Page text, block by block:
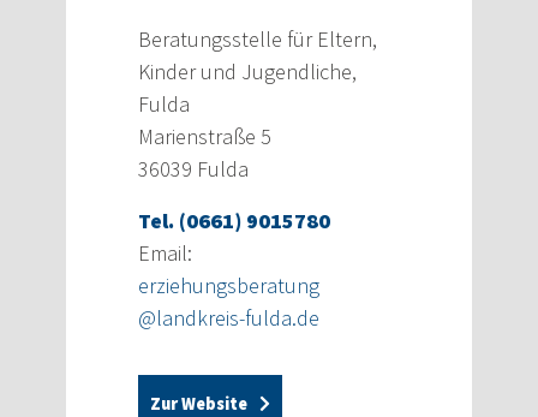
Beratungsstelle für Eltern,
Kinder und Jugendliche,
Fulda
Marienstraße 5
36039 Fulda
Tel. (0661) 9015780
Email:
erziehungsberatung
@landkreis-fulda.de
Zur Website